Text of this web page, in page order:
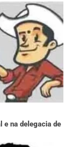
e na delegacia de